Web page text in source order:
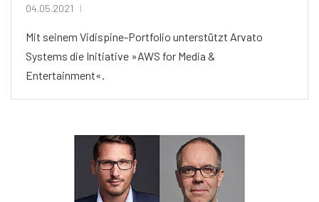
04.05.2021
Mit seinem Vidispine-Portfolio unterstützt Arvato
Systems die Initiative »AWS for Media &
Entertainment«.